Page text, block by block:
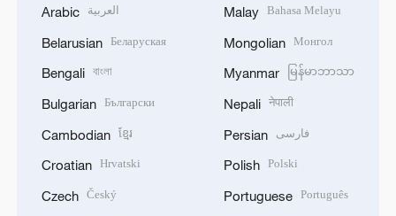
Arabic العربية
Belarusian Беларуская
Bengali বাংলা
Bulgarian Български
Cambodian ខ្មែរ
Croatian Hrvatski
Czech Český
Malay Bahasa Melayu
Mongolian Монгол
Myanmar မြန်မာဘာသာ
Nepali नेपाली
Persian فارسی
Polish Polski
Portuguese Português